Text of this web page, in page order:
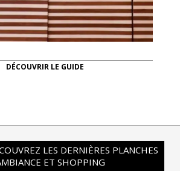
DÉCOUVRIR LE GUIDE
LES DERNIÈRES PLANCHES
ET SHOPPING